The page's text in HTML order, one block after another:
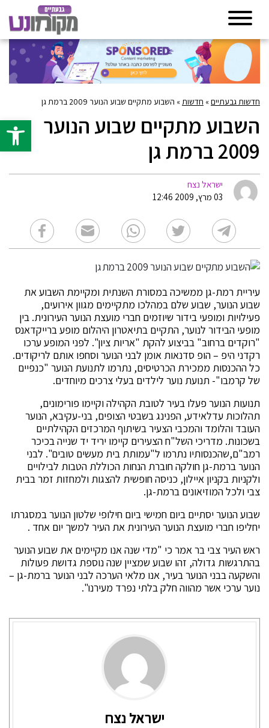
פתח
חדשות גבעתיים» חדשות » השבוע מתקיים שבוע הנוער 2009 ברמת גן
השבוע מתקיים שבוע הנוער
2009 ברמת גן
ישראל נצח
03 מרץ, 2009 12:46
עיריית רמת-גן ממשיכה במסורת השנתית ומקיימת השבוע את
שבוע הנוער, שבוע שלם במהלכו מתקיימים מגוון אירועים,
פעילויות ומופעי בידור שיוזמים חברי מועצת הנוער העירונית. בין
מופעי הבידור לנוער, התקיים בתיאטרון היהלום מופע ברייקדאנס
"רוקדים ברחוב" בביצוע להקת "אריות ציון". לפני המופע ערכו
רקדני היפ – הופ סדנאות אומן לבני הנוער וסחפו אותם לריקודים.
כל ההכנסות ממכירת הכרטיסים, נתרמו לתנועת הנוער "כנפיים
של קרמבו"- תנועת נוער לילדים בעלי צרכים מיוחדים.
תנועות הנוער פעלו בעיר לטובת הקהילה וקיימו פורימונים,
תהלוכות עדלאידע, הפנינג בשבטי הצופים, בני-עקיבא, הנוער
העובד והלומד והמכבי הצעיר בשיתוף המרכזים הקהילתיים
בשכונות. מדריכי השל"ח הצעירים קיימו יריד יד שנייה בכיכר
רמב"ם,שהכנסותיו נתרמו ל"עמותת בית מעשים טובים". לבני
הנוער ברמת-גן חולקה חוברת הנחות הכוללת הטבות לבילויים
ולקניות בקניון איילון, כניסה חופשית להצגות ולמחזות זמר בבית
צבי ולכל המוזיאונים ברמת-גן.
שבוע הנוער יסתיים ביום חמישי ביום חילופי שלטון הנוער במסגרתו
יחליפו חברי מועצת הנוער העירונית את העיר למשך יום אחד .
ראש העיר צבי בר אמר כי "מדי שנה אנו מקיימים את שבוע הנוער
בהתרגשות גדולה, זהו שבוע שמציין שנה נוספת גדושת פעולות
והשקעה בבני הנוער בעיר, אנו מלאי הערכה לבני הנוער ברמת-גן –
נוער ערכי אשר מהווה חלק בלתי נפרד מעירנו".
ישראל נצח